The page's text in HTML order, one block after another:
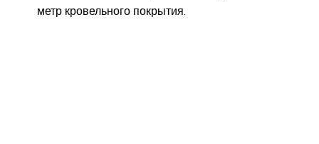
метр кровельного покрытия.